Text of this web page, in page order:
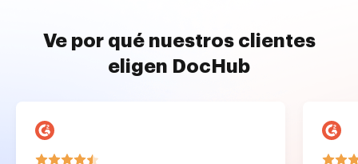
Ve por qué nuestros clientes
eligen DocHub